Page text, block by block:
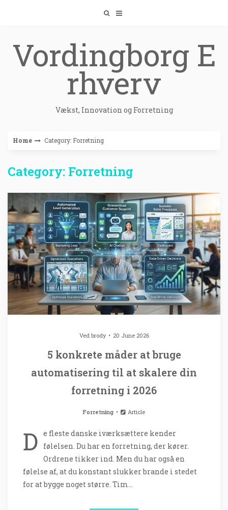
Vordingborg E
rhverv
Vækst, Innovation og Forretning
Home Category: Forretning
Category: Forretning
Ved brody 20 June 2026
5 konkrete måder at bruge
automatisering til at skalere din
forretning i 2026
Forretning Article
D e fleste danske iværksættere kender
følelsen. Du har en forretning, der kører.
Ordrene tikker ind. Men du har også en
følelse af, at du konstant slukker brande i stedet
for at bygge noget større. Tim…